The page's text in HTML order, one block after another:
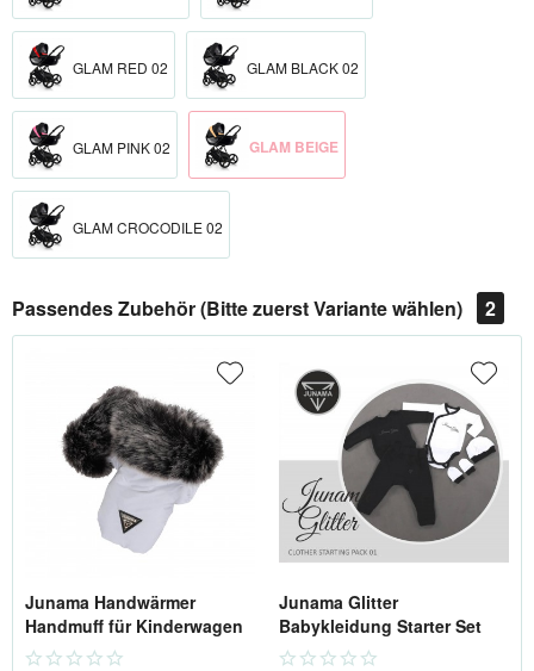
GLAM RED 02 GLAM BLACK 02
GLAM PINK 02 GLAM BEIGE
GLAM CROCODILE 02
Passendes Zubehör (Bitte zuerst Variante wählen) 2
Junama Handwärmer
Handmuff für Kinderwagen
Junama Glitter
Babykleidung Starter Set
Gr.62